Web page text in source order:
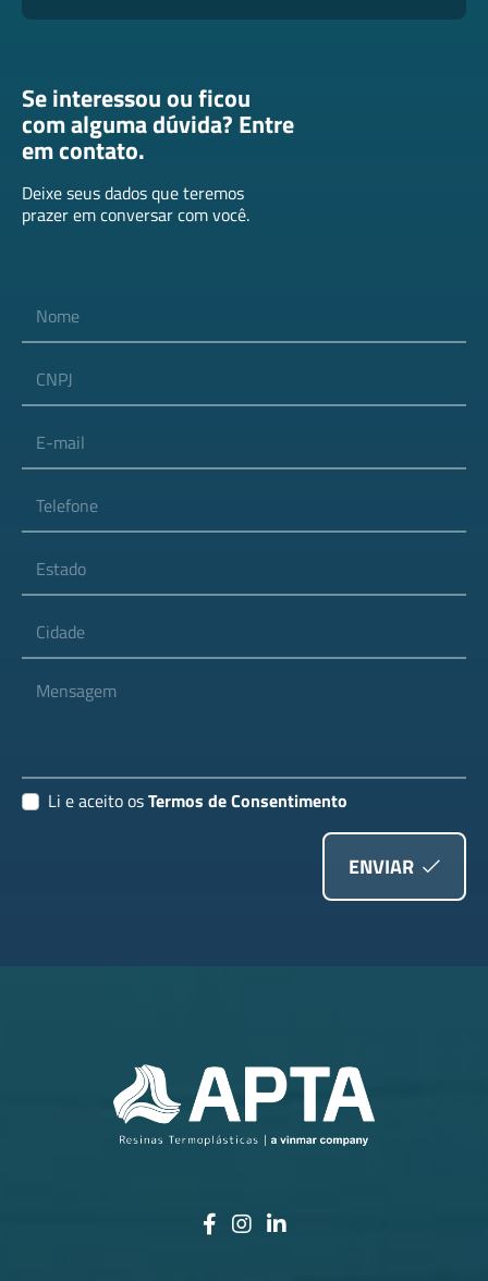
Se interessou ou ficou
com alguma dúvida? Entre
em contato.
Deixe seus dados que teremos
prazer em conversar com você.
Mensagem
Li e aceito osTermos de Consentimento
ENVIAR